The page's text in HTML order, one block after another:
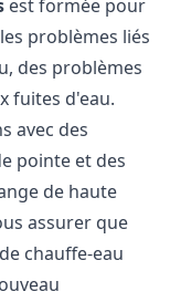
est formée pour
problèmes liés
des problèmes
fuites d'eau.
avec des
pointe et des
de haute
assurer que
chauffe-eau